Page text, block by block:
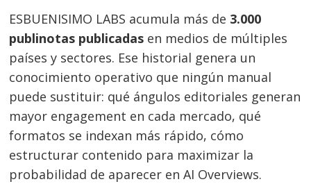
ESBUENISIMO LABS acumula más de 3.000
publinotas publicadas en medios de múltiples
países y sectores. Ese historial genera un
conocimiento operativo que ningún manual
puede sustituir: qué ángulos editoriales generan
mayor engagement en cada mercado, qué
formatos se indexan más rápido, cómo
estructurar contenido para maximizar la
probabilidad de aparecer en AI Overviews.